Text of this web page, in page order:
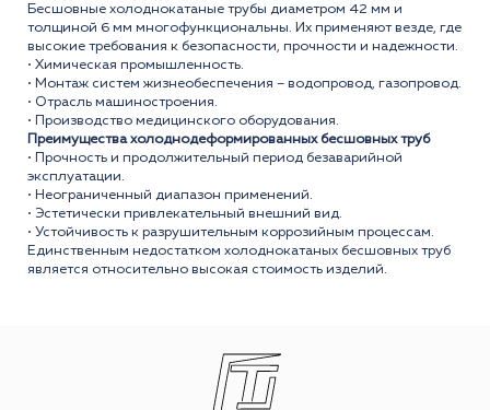
Бесшовные холоднокатаные трубы диаметром 42 мм и
толщиной 6 мм многофункциональны. Их применяют везде, где
высокие требования к безопасности, прочности и надежности.
• Химическая промышленность.
• Монтаж систем жизнеобеспечения – водопровод, газопровод.
• Отрасль машиностроения.
• Производство медицинского оборудования.
Преимущества холоднодеформированных бесшовных труб
• Прочность и продолжительный период безаварийной
эксплуатации.
• Неограниченный диапазон применений.
• Эстетически привлекательный внешний вид.
• Устойчивость к разрушительным коррозийным процессам.
Единственным недостатком холоднокатаных бесшовных труб
является относительно высокая стоимость изделий.